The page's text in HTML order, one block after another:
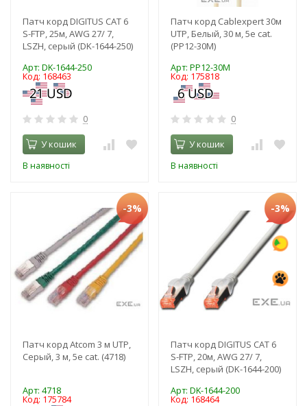
Патч корд DIGITUS CAT 6
S-FTP, 25м, AWG 27/ 7,
LSZH, серый (DK-1644-250)
Арт: DK-1644-250
Код: 168463
0
У кошик
В наявності
Патч корд Cablexpert 30м
UTP, Белый, 30 м, 5е cat.
(PP12-30M)
Арт: PP12-30M
Код: 175818
0
У кошик
В наявності
-3%
Патч корд Atcom 3 м UTP,
Серый, 3 м, 5е cat. (4718)
Арт: 4718
Код: 175784
-3%
Патч корд DIGITUS CAT 6
S-FTP, 20м, AWG 27/ 7,
LSZH, серый (DK-1644-200)
Арт: DK-1644-200
Код: 168464